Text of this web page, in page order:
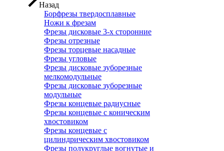
Назад
Борфрезы твердосплавные
Ножи к фрезам
Фрезы дисковые 3-х сторонние
Фрезы отрезные
Фрезы торцевые насадные
Фрезы угловые
Фрезы дисковые зуборезные
мелкомодульные
Фрезы дисковые зуборезные
модульные
Фрезы концевые радиусные
Фрезы концевые с коническим
хвостовиком
Фрезы концевые с
цилиндрическим хвостовиком
Фрезы полукруглые вогнутые и